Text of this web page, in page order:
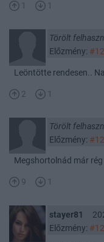
1 1
Törölt
Előzmény:
Leöntötte rendesen..
2 1
Törölt
Előzmény:
Megshortolnád már
9 1
stayer81
Előzmény: